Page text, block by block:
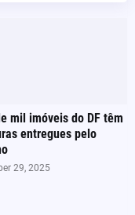
mil imóveis do DF têm
entregues pelo
29, 2025